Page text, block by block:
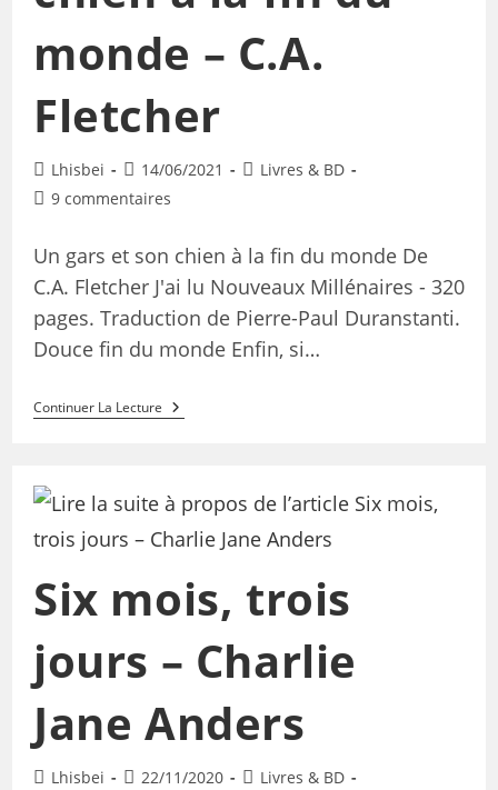
monde – C.A.
Fletcher
Lhisbei 14/06/2021
Livres & BD
9 commentaires
Un gars et son chien à la fin du monde De
C.A. Fletcher J'ai lu Nouveaux Millénaires - 320
pages. Traduction de Pierre-Paul Duranstanti.
Douce fin du monde Enfin, si…
Continuer La Lecture
Six mois, trois
jours – Charlie
Jane Anders
Lhisbei 22/11/2020
Livres & BD